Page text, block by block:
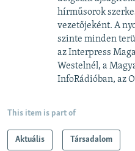
hírműsorok
vezetőjeként. A
szinte minden
az Interpress
Westelnél, a
InfoRádióban, az
This item is part of
Aktuális Társadalom